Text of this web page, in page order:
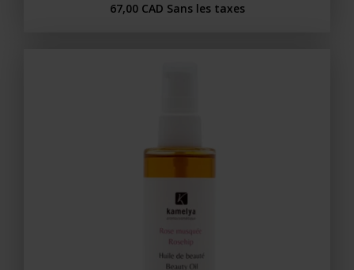
67,00 CAD Sans les taxes